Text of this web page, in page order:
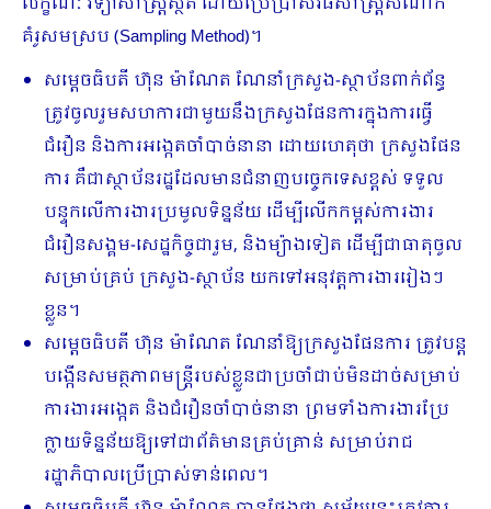
គំរូសមស្រប (Sampling Method)។
សម្តេចធិបតី ហ៊ុន ម៉ាណែត ណែនាំក្រសួង-ស្ថាប័នពាក់ព័ន្ធ
ត្រូវចូលរួមសហការជាមួយនឹង​ក្រសួងផែនការក្នុងការធ្វើ
ជំរឿន និងការអង្កេតចាំបាច់នានា ដោយហេតុថា ក្រសួងផែន​
ការ គឺជាស្ថាប័នរដ្ឋដែលមានជំនាញបច្ចេកទេសខ្ពស់ ទទួល
បន្ទុកលើការងារប្រមូលទិន្នន័យ ដើម្បីលើកកម្ពស់ការងារ
ជំរឿនសង្គម-សេដ្ឋកិច្ចជារួម, និងម្យ៉ាងទៀត ដើម្បីជាធាតុចូល
សម្រាប់គ្រប់ ក្រសួង-ស្ថាប័ន យកទៅអនុវត្តការងាររៀងៗ
ខ្លួន។
សម្តេចធិបតី ហ៊ុន ម៉ាណែត ណែនាំឱ្យក្រសួងផែនការ ត្រូវបន្ត
បង្កើនសមត្ថភាពមន្ត្រីរបស់ខ្លួនជាប្រចាំជាប់មិនដាច់សម្រាប់
ការងារអង្កេត និងជំរឿនចាំបាច់នានា ព្រមទាំងការងារប្រែ
ក្លាយទិន្នន័យឱ្យទៅជាព័ត៌មានគ្រប់គ្រាន់ សម្រាប់រាជ
រដ្ឋាភិបាលប្រើប្រាស់ទាន់ពេល។